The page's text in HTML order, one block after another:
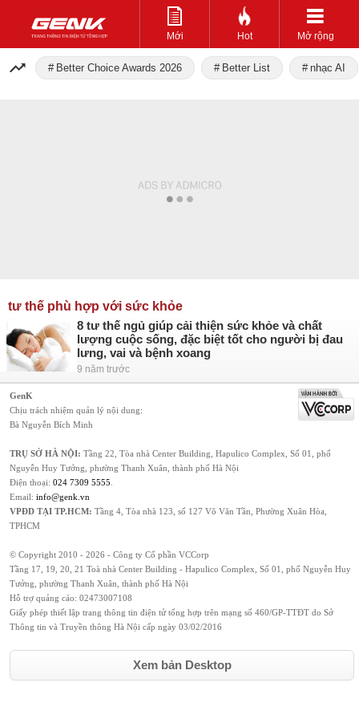
Mới Hot Mở rộng
Better Choice Awards 2026 Better List nhạc AI
tư thế phù hợp với sức khỏe
8 tư thế ngủ giúp cải thiện sức khỏe và chất
lượng cuộc sống, đặc biệt tốt cho người bị đau
lưng, vai và bệnh xoang
9 năm trước
GenK
Chịu trách nhiệm quản lý nội dung:
Bà Nguyễn Bích Minh
TRỤ SỞ HÀ NỘI: Tầng 22, Tòa nhà Center Building, Hapulico Complex, Số 01, phố
Nguyễn Huy Tưởng, phường Thanh Xuân, thành phố Hà Nội
Điện thoại: 024 7309 5555
Email: info@genk.vn
VPĐD TẠI TP.HCM: Tầng 4, Tòa nhà 123, số 127 Võ Văn Tần, Phường Xuân Hòa,
TPHCM
© Copyright 2010 - 2026 - Công ty Cổ phần VCCorp
Tầng 17, 19, 20, 21 Toà nhà Center Building - Hapulico Complex, Số 01, phố Nguyễn Huy
Tưởng, phường Thanh Xuân, thành phố Hà Nội
Hỗ trợ quảng cáo: 02473007108
Giấy phép thiết lập trang thông tin điện tử tổng hợp trên mạng số 460/GP-TTĐT do Sở
Thông tin và Truyền thông Hà Nội cấp ngày 03/02/2016
Xem bản Desktop